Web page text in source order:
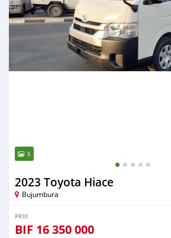
5
2023 Toyota Hiace
Bujumbura
PRIX
BIF 16 350 000